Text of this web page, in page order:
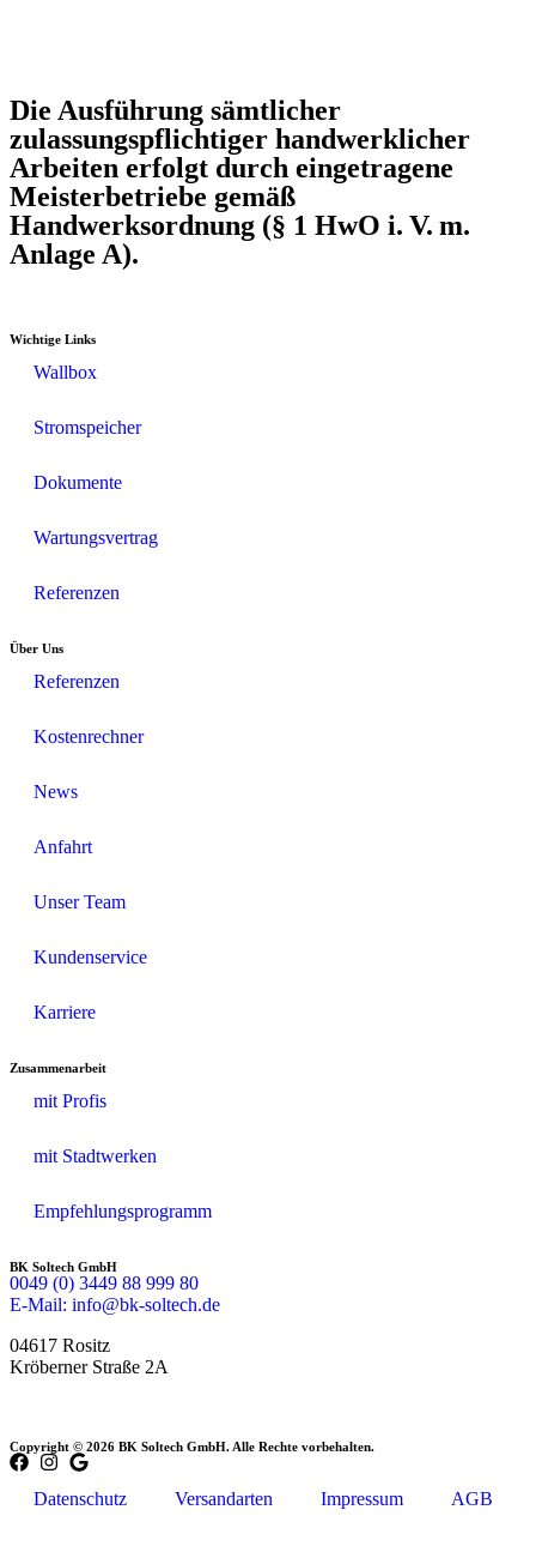
Die Ausführung sämtlicher
zulassungspflichtiger handwerklicher
Arbeiten erfolgt durch eingetragene
Meisterbetriebe gemäß
Handwerksordnung (§ 1 HwO i. V. m.
Anlage A).
Wichtige Links
Wallbox
Stromspeicher
Dokumente
Wartungsvertrag
Referenzen
Über Uns
Referenzen
Kostenrechner
News
Anfahrt
Unser Team
Kundenservice
Karriere
Zusammenarbeit
mit Profis
mit Stadtwerken
Empfehlungsprogramm
BK Soltech GmbH
0049 (0) 3449 88 999 80
E-Mail: info@bk-soltech.de
04617 Rositz
Kröberner Straße 2A
Copyright © 2026 BK Soltech GmbH. Alle Rechte vorbehalten.
Datenschutz Versandarten Impressum AGB